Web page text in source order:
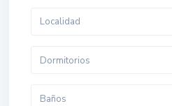
Dormitorios
Baños